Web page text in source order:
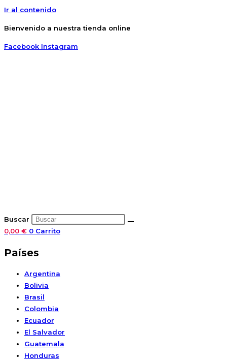
Ir al contenido
Bienvenido a nuestra tienda online
Facebook Instagram
Buscar
0,00 € 0 Carrito
Países
Argentina
Bolivia
Brasil
Colombia
Ecuador
El Salvador
Guatemala
Honduras